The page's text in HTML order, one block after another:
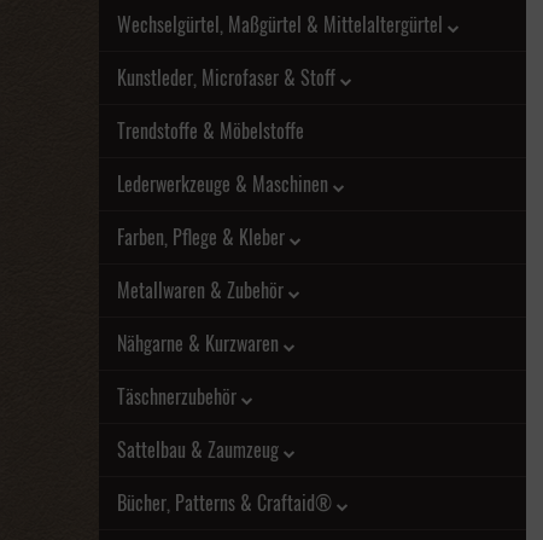
Wechselgürtel, Maßgürtel & Mittelaltergürtel
Kunstleder, Microfaser & Stoff
Trendstoffe & Möbelstoffe
Lederwerkzeuge & Maschinen
Farben, Pflege & Kleber
Metallwaren & Zubehör
Nähgarne & Kurzwaren
Täschnerzubehör
Sattelbau & Zaumzeug
Bücher, Patterns & Craftaid®